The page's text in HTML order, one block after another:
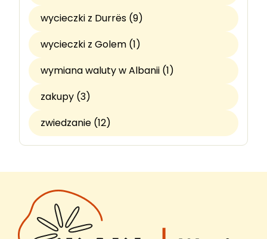
wycieczki z Durrës (9)
wycieczki z Golem (1)
wymiana waluty w Albanii (1)
zakupy (3)
zwiedzanie (12)